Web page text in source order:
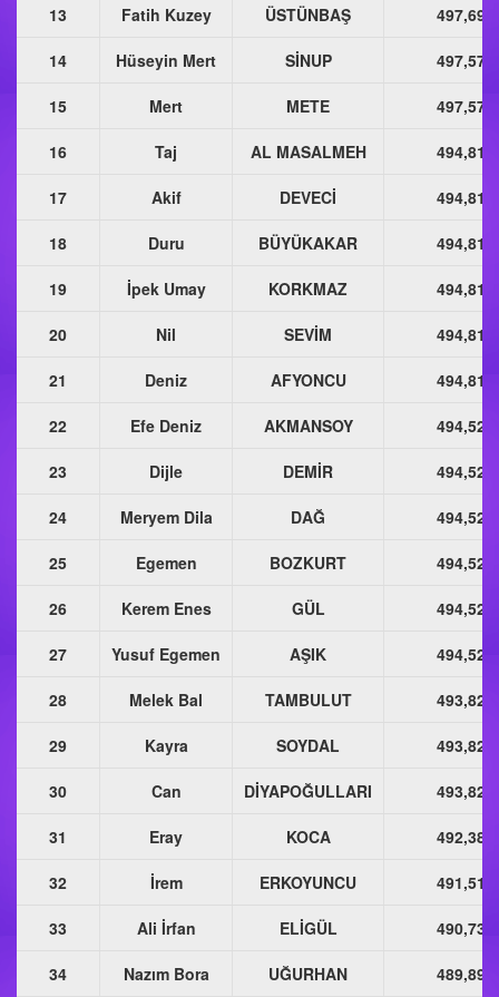
13 Fatih Kuzey ÜSTÜNBAŞ
14 Hüseyin Mert SİNUP
15 Mert METE
16 Taj AL MASALMEH
17 Akif DEVECİ
18 Duru BÜYÜKAKAR
19 İpek Umay KORKMAZ
20 Nil SEVİM
21 Deniz AFYONCU
22 Efe Deniz AKMANSOY
23 Dijle DEMİR
24 Meryem Dila DAĞ
25 Egemen BOZKURT
26 Kerem Enes GÜL
27 Yusuf Egemen AŞIK
28 Melek Bal TAMBULUT
29 Kayra SOYDAL
30 Can DİYAPOĞULLARI
31 Eray KOCA
32 İrem ERKOYUNCU
33 Ali İrfan ELİGÜL
34 Nazım Bora UĞURHAN